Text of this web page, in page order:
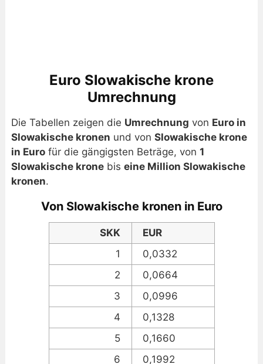
Euro Slowakische krone
Umrechnung
Die Tabellen zeigen die Umrechnung von Euro in
Slowakische kronen und von Slowakische krone
in Eurofür die gängigsten Beträge, von 1
Slowakische kronebis eine Million Slowakische
kronen.
Von Slowakische kronen in Euro
SKK
EUR
1
0,0332
2
0,0664
3
0,0996
4
0,1328
5
0,1660
6
0,1992